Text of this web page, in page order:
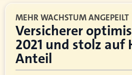
MEHR WACHSTUM ANGEPEILT
Versicherer
2021 und stolz auf
Anteil